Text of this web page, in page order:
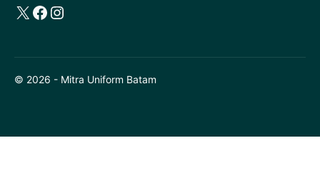
X Facebook
Instagram
© 2026 - Mitra Uniform Batam